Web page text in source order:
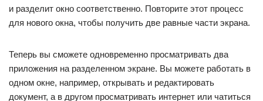
и разделит окно соответственно. Повторите этот процесс
для нового окна, чтобы получить две равные части экрана.
Теперь вы сможете одновременно просматривать два
приложения на разделенном экране. Вы можете работать в
одном окне, например, открывать и редактировать
документ, а в другом просматривать интернет или чатиться